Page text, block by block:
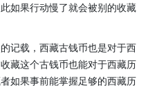
如果行动慢了就会被别的收藏
载，西藏古钱币也是对于西
藏这个古钱币也能对于西藏历
如果事前能掌握足够的西藏历